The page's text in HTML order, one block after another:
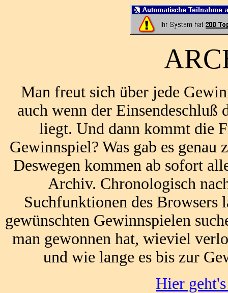
Man freut sich über jede
auch wenn der Einsendeschluß
liegt. Und dann kommt die
Gewinnspiel? Was gab es genau
Deswegen kommen ab sofort
Archiv. Chronologisch
Suchfunktionen des Browsers
gewünschten Gewinnspielen
man gewonnen hat, wieviel
und wie lange es bis zur
Hier